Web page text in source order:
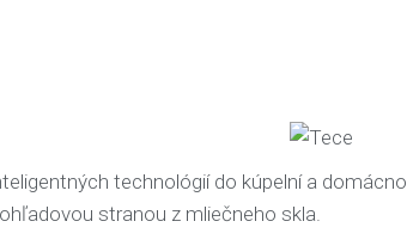
technológií do kúpelní a
stranou z mliečneho skla.